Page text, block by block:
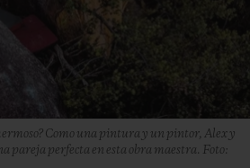
Como una pintura y un pintor, Alex y
pareja perfecta en esta obra maestra. Foto: